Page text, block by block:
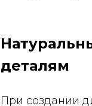
деталям
При создании